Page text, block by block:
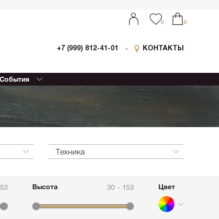
0 0
+7 (999) 812-41-01 КОНТАКТЫ
События
0 0
Техника
Высота 30 - 153 Цвет